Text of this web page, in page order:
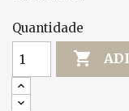
Quantidade
